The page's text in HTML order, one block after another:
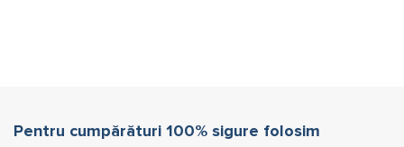
Pentru cumpărături 100% sigure folosim